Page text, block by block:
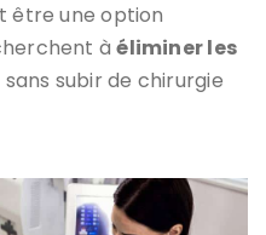
être une option
àéliminer les
subir de chirurgie